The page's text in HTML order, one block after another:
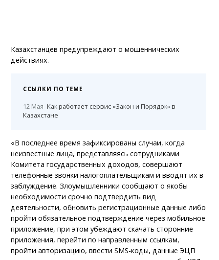
Казахстанцев предупреждают о мошеннических
действиях.
ССЫЛКИ ПО ТЕМЕ
12 Мая Как работает сервис «Закон и Порядок» в
Казахстане
«В последнее время зафиксированы случаи, когда
неизвестные лица, представляясь сотрудниками
Комитета государственных доходов, совершают
телефонные звонки налогоплательщикам и вводят их в
заблуждение. Злоумышленники сообщают о якобы
необходимости срочно подтвердить вид
деятельности, обновить регистрационные данные либо
пройти обязательное подтверждение через мобильное
приложение, при этом убеждают скачать сторонние
приложения, перейти по направленным ссылкам,
пройти авторизацию, ввести SMS-коды, данные ЭЦП